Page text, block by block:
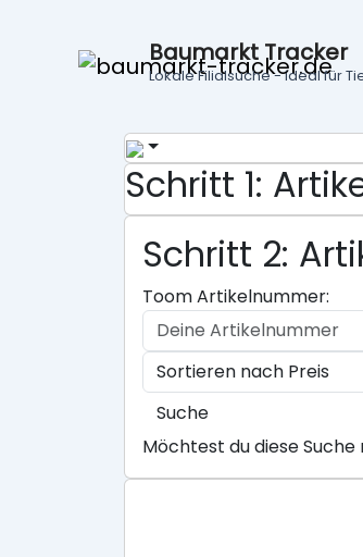
Baumarkt Tracker
Lokale Filialsuche - ideal für
Schritt 1:
Schritt 2:
Toom Artikelnummer:
Suche
Möchtest du diese